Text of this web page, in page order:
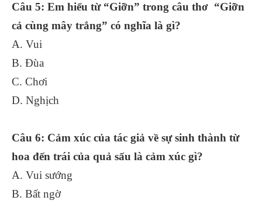
Câu 5: Em hiểu từ “Giỡn” trong câu thơ “Giỡn
cả cùng mây trắng” có nghĩa là gì?
A. Vui
B. Đùa
C. Chơi
D. Nghịch
Câu 6: Cảm xúc của tác giả về sự sinh thành từ
hoa đến trái của quả sấu là cảm xúc gì?
A. Vui sướng
B. Bất ngờ